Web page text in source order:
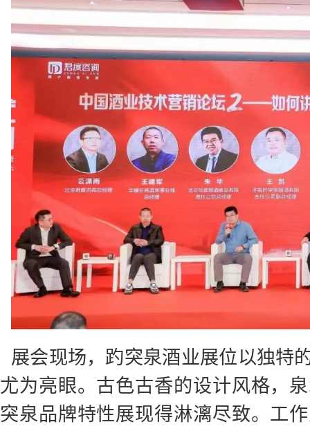
展会现场，趵突泉酒业展位以独特
尤为亮眼。古色古香的设计风格，
突泉品牌特性展现得淋漓尽致。工